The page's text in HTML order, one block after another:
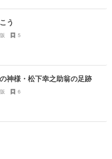
う
5
神様・松下幸之助翁の足跡
6